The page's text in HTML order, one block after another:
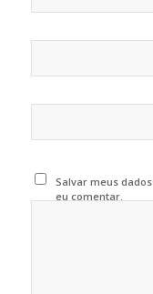
Salvar meus
eu comentar.